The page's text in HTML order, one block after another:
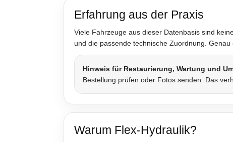
Erfahrung aus der Praxis
Viele Fahrzeuge aus dieser Datenbasis sind
und die passende technische Zuordnung.
Hinweis für Restaurierung, Wartung und
Bestellung prüfen oder Fotos senden. Das
Warum Flex-Hydraulik?